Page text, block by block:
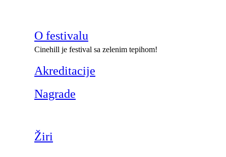
O festivalu
Cinehill je festival sa zelenim tepihom!
Akreditacije
Nagrade
Žiri